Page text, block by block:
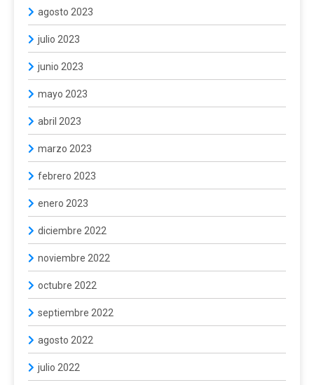
agosto 2023
julio 2023
junio 2023
mayo 2023
abril 2023
marzo 2023
febrero 2023
enero 2023
diciembre 2022
noviembre 2022
octubre 2022
septiembre 2022
agosto 2022
julio 2022